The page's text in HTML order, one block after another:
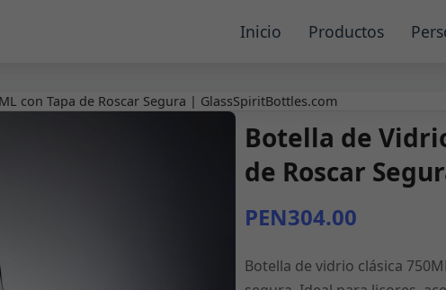
Inicio Productos
con Tapa de Roscar Segura | GlassSpiritBottles.com
Botella de
de Roscar
PEN304.00
Botella de vidrio clásica